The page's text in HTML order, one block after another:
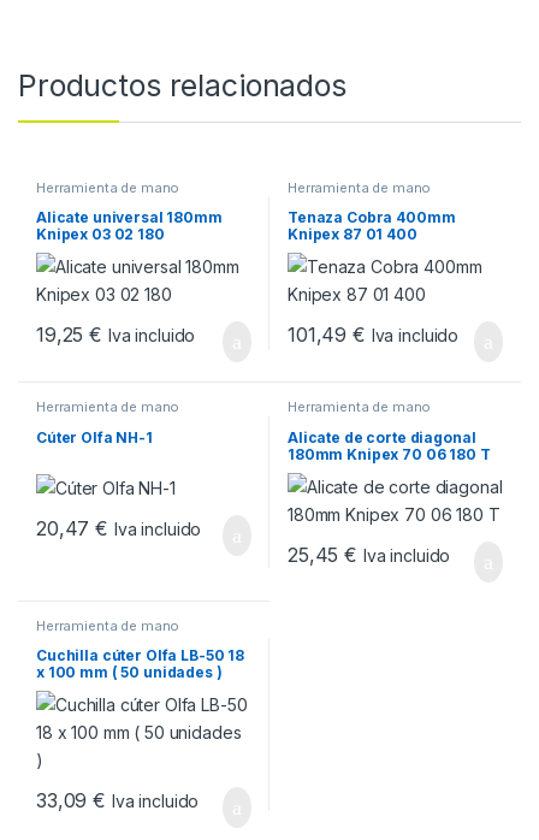
Productos relacionados
Herramienta de mano
Alicate universal 180mm
Knipex 03 02 180
19,25€ Iva incluido
Herramienta de mano
Tenaza Cobra 400mm
Knipex 87 01 400
101,49€ Iva incluido
Herramienta de mano
Cúter Olfa NH-1
20,47€ Iva incluido
Herramienta de mano
Alicate de corte diagonal
180mm Knipex 70 06 180 T
25,45€ Iva incluido
Herramienta de mano
Cuchilla cúter Olfa LB-50 18
x 100 mm ( 50 unidades )
33,09€ Iva incluido